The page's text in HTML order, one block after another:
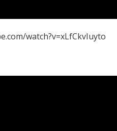
watch?v=xLfCkvIuyto